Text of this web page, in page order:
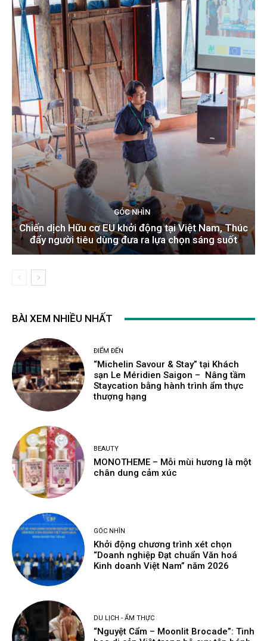
GÓC NHÌN
Chiến dịch Hữu cơ EU khởi động tại Việt Nam, Thúc
đẩy người tiêu dùng đưa ra lựa chọn sáng suốt
BÀI XEM NHIỀU NHẤT
ĐIỂM ĐẾN
“Michelin Savour & Stay” tại Khách
sạn Le Méridien Saigon – Nâng tầm
Staycation bằng hành trình ẩm thực
thượng hạng
BEAUTY
MONOTHEME – Mỗi mùi hương là một
chân dung cảm xúc
GÓC NHÌN
Khởi động chương trình xét chọn
“Doanh nghiệp Đạt chuẩn Văn hoá
Kinh doanh Việt Nam” năm 2026
DU LỊCH - ẨM THỰC
“Nguyệt Cẩm – Moonlit Brocade”: Tinh